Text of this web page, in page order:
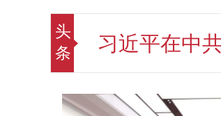
头
条
习近平在中